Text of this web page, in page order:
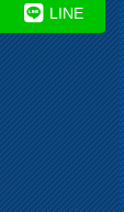
LINE